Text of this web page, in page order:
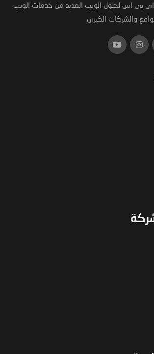
بى اس لحلول الويب العديد من خدمات الويب
والشركات الكبرى